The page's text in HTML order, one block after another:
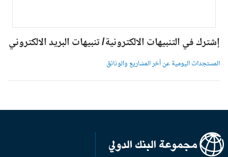
إشترك في التنبيهات الالكترونية/ تنبيهات البريد الالكتروني
المستجدات اليومية عن آخر المشاريع والوثائق